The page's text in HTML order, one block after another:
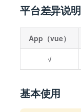
平台差异说明
App（vue）
√
基本使用